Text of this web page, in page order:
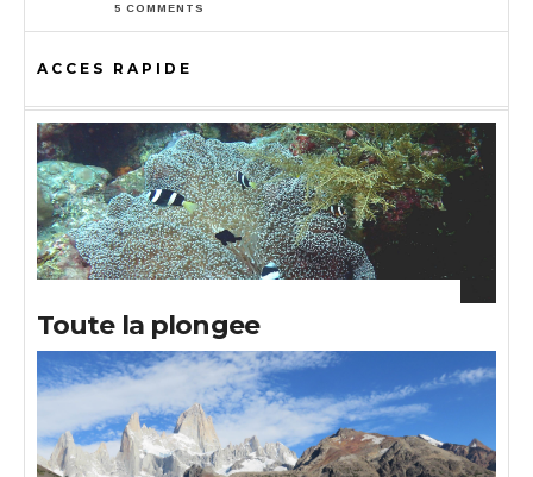
5 COMMENTS
ACCES RAPIDE
Toute la plongee